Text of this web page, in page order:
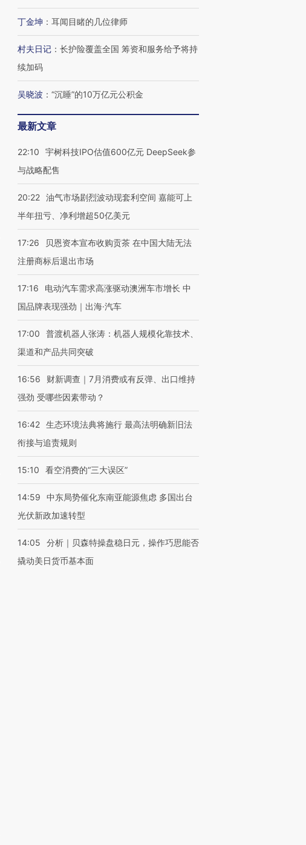
丁金坤 ： 耳闻目睹的几位律师
村夫日记 ： 长护险覆盖全国 筹资和服务给予将持
续加码
吴晓波 ： “沉睡”的10万亿元公积金
最新文章
22:10
宇树科技IPO估值600亿元 DeepSeek参
与战略配售
20:22 油气市场剧烈波动现套利空间 嘉能可上
半年扭亏、净利增超50亿美元
17:26
贝恩资本宣布收购贡茶 在中国大陆无法
注册商标后退出市场
17:16
电动汽车需求高涨驱动澳洲车市增长 中
国品牌表现强劲｜出海·汽车
17:00
普渡机器人张涛：机器人规模化靠技术、
渠道和产品共同突破
16:56
财新调查｜7月消费或有反弹、出口维持
强劲 受哪些因素带动？
16:42 生态环境法典将施行 最高法明确新旧法
衔接与追责规则
15:10 看空消费的“三大误区”
14:59
中东局势催化东南亚能源焦虑 多国出台
光伏新政加速转型
14:05
分析｜贝森特操盘稳日元，操作巧思能否
撬动美日货币基本面